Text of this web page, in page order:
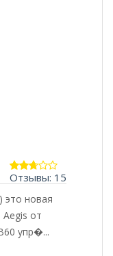
2.67
Отзывы: 15
это новая
Aegis от
упр�...